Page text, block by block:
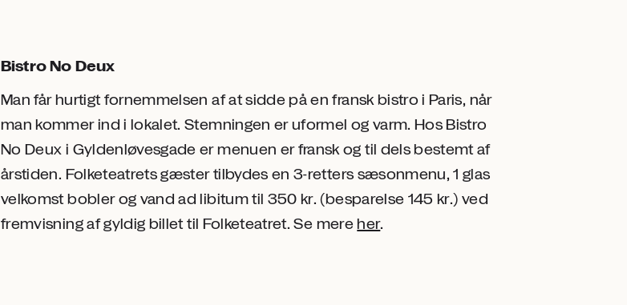
Bistro No Deux
Man får hurtigt fornemmelsen af at sidde på en fransk bistro i Paris, når
man kommer ind i lokalet. Stemningen er uformel og varm. Hos Bistro
No Deux i Gyldenløvesgade er menuen er fransk og til dels bestemt af
årstiden. Folketeatrets gæster tilbydes en 3-retters sæsonmenu, 1 glas
velkomst bobler og vand ad libitum til 350 kr. (besparelse 145 kr.) ved
fremvisning af gyldig billet til Folketeatret. Se mereher.